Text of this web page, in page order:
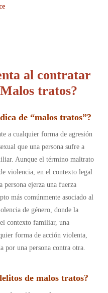
al contratar
tratos?
de “malos tratos”?
a cualquier forma de agresión
que una persona sufre a
Aunque el término maltrato
violencia, en el contexto legal
persona ejerza una fuerza
más comúnmente asociado al
de género, donde la
contexto familiar, una
forma de acción violenta,
por una persona contra otra.
de malos tratos?